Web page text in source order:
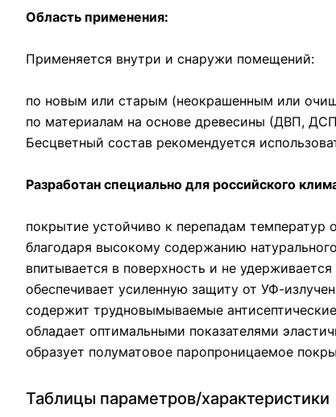
Область применения:
Применяется внутри и снаружи помещений:
по новым или старым (неокрашенным или
по материалам на основе древесины (ДВП,
Бесцветный состав рекомендуется
Разработан специально для российского
покрытие устойчиво к перепадам
благодаря высокому содержанию
впитывается в поверхность и не
обеспечивает усиленную защиту от УФ-
содержит трудновымываемые
обладает оптимальными показателями
образует полуматовое паропроницаемое
Таблицы параметров/характеристики